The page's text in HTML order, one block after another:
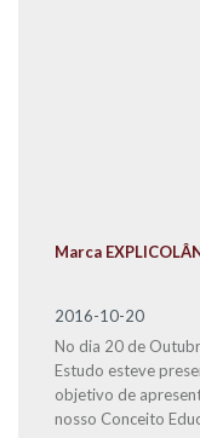
Marca
2016-10-20
No dia 20 de
Estudo esteve
objetivo de
nosso Conceito